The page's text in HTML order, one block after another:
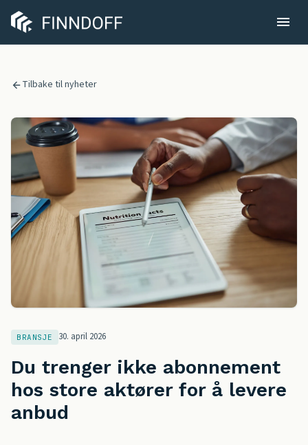
Tilbake til nyheter
BRANSJE 30. april 2026
Du trenger ikke abonnement
hos store aktører for å levere
anbud